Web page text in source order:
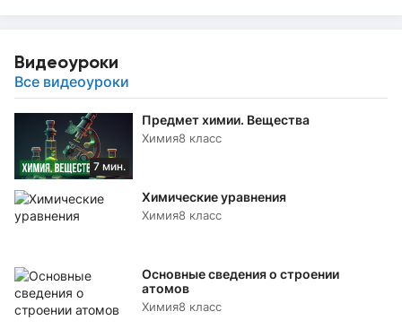
Видеоуроки
Все видеоуроки
7 мин.
Предмет химии. Вещества
Химия8 класс
Химические уравнения
Химия8 класс
Основные сведения о строении
атомов
Химия8 класс